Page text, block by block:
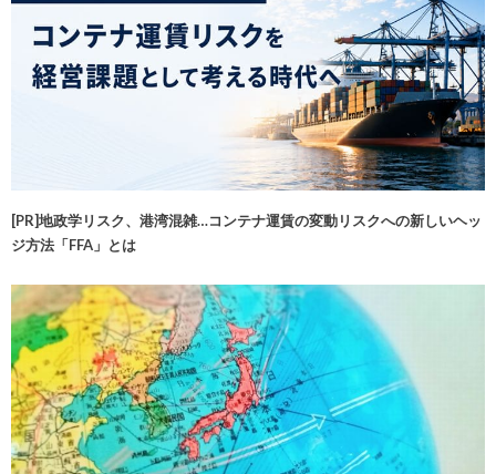
[PR]地政学リスク、港湾混雑…コンテナ運賃の変動リスクへの新しいヘッ
ジ方法「FFA」とは